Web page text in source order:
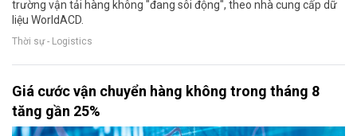
trường vận tải hàng không "đang sôi động", theo nhà cung cấp dữ
liệu WorldACD.
Thời sự - Logistics
Giá cước vận chuyển hàng không trong tháng 8
tăng gần 25%